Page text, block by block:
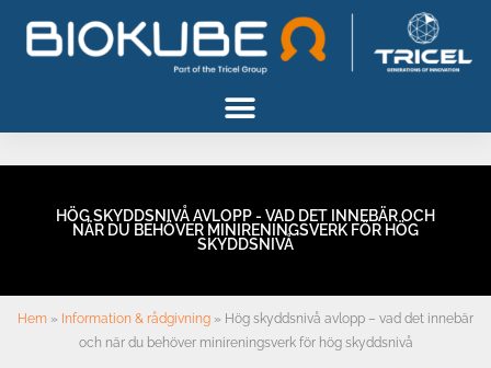
indholdet
HÖG SKYDDSNIVÅ AVLOPP - VAD DET INNEBÄR OCH
NÄR DU BEHÖVER MINIRENINGSVERK FÖR HÖG
SKYDDSNIVÅ
Hem » Information & rådgivning » Hög skyddsnivå avlopp – vad det innebär
och när du behöver minireningsverk för hög skyddsnivå